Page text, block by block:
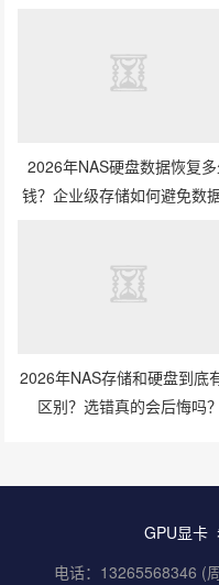
2026年NAS硬盘数据恢复
钱？企业级存储如何避免数
2026年NAS存储和硬盘到底
区别？选错真的会后悔吗？
GPU显卡
电话：13265568346 (